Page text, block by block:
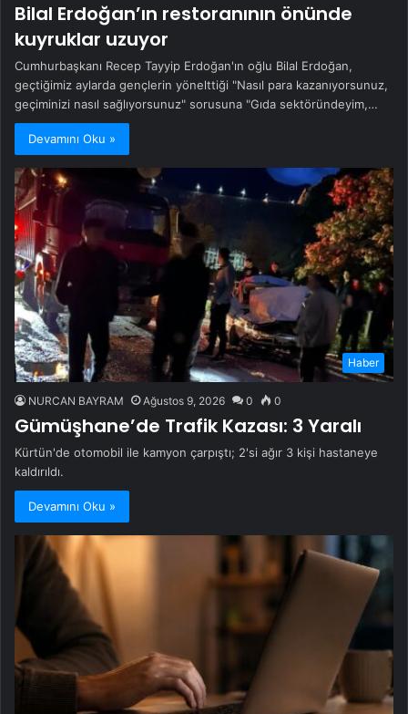
Bilal Erdoğan’ın restoranının önünde
kuyruklar uzuyor
Cumhurbaşkanı Recep Tayyip Erdoğan'ın oğlu Bilal Erdoğan,
geçtiğimiz aylarda gençlerin yönelttiği "Nasıl para kazanıyorsunuz,
geçiminizi nasıl sağlıyorsunuz" sorusuna "Gıda sektöründeyim,…
Devamını Oku »
Haber
NURCAN BAYRAM Ağustos 9, 2026 0 0
Gümüşhane’de Trafik Kazası: 3 Yaralı
Kürtün'de otomobil ile kamyon çarpıştı; 2'si ağır 3 kişi hastaneye
kaldırıldı.
Devamını Oku »